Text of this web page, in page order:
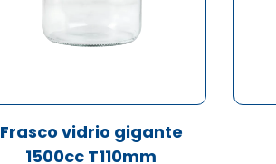
Frasco vidrio gigante
1500cc T110mm